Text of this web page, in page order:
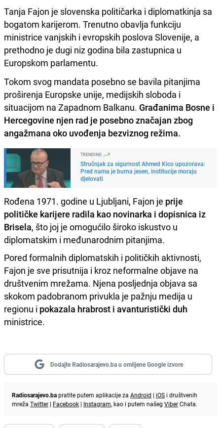
Tanja Fajon je slovenska političarka i diplomatkinja sa
bogatom karijerom. Trenutno obavlja funkciju
ministrice vanjskih i evropskih poslova Slovenije, a
prethodno je dugi niz godina bila zastupnica u
Europskom parlamentu.
Tokom svog mandata posebno se bavila pitanjima
proširenja Europske unije, medijskih sloboda i
situacijom na Zapadnom Balkanu. Građanima Bosne i
Hercegovine njen rad je posebno značajan zbog
angažmana oko uvođenja bezviznog režima.
TRENDING
Stručnjak za sigurnost Ahmed Kico upozorava:
Pred nama je burna jesen, institucije moraju
djelovati
Rođena 1971. godine u Ljubljani, Fajon je prije
političke karijere radila kao novinarka i dopisnica iz
Brisela, što joj je omogućilo široko iskustvo u
diplomatskim i međunarodnim pitanjima.
Pored formalnih diplomatskih i političkih aktivnosti,
Fajon je sve prisutnija i kroz neformalne objave na
društvenim mrežama. Njena posljednja objava sa
skokom padobranom privukla je pažnju medija u
regionu i pokazala hrabrost i avanturistički duh
ministrice.
Dodajte Radiosarajevo.ba u omiljene Google izvore
Radiosarajevo.bapratite putem aplikacije za Android | iOS i društvenih
mreža Twitter | Facebook | Instagram, kao i putem našeg ViberChata.